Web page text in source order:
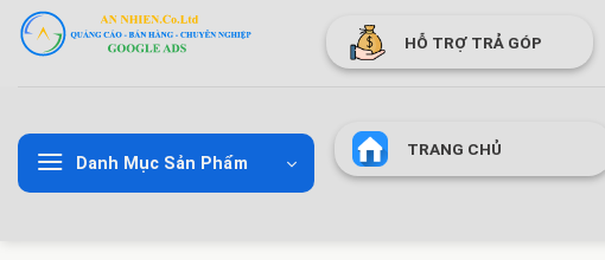
qua
HỖ TRỢ TRẢ GÓP
Danh Mục Sản Phẩm
TRANG CHỦ